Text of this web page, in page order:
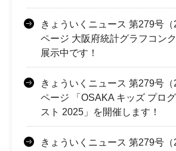
きょういくニュース 第279号
ページ 大阪府統計グラフコン
展示中です！
きょういくニュース 第279号
ページ 「OSAKA キッズ プロ
スト 2025」を開催します！
きょういくニュース 第279号